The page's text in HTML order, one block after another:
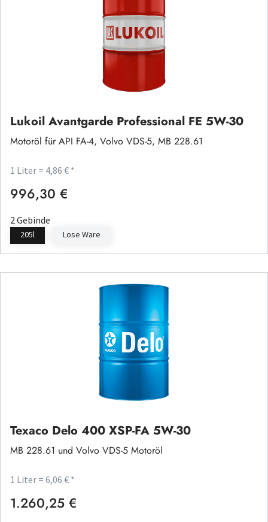
Lukoil Avantgarde Professional FE 5W-30
Motoröl für API FA-4, Volvo VDS-5, MB 228.61
1 Liter = 4,86 € *
Regulärer Preis:
996,30 €
2 Gebinde
205l Lose Ware
Texaco Delo 400 XSP-FA 5W-30
MB 228.61 und Volvo VDS-5 Motoröl
1 Liter = 6,06 € *
Regulärer Preis:
1.260,25 €